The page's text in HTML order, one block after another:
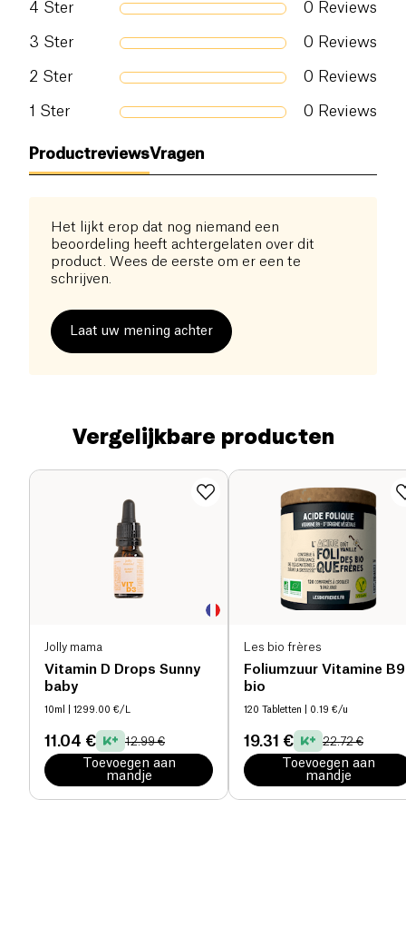
4 Ster 0 Reviews
3 Ster 0 Reviews
2 Ster 0 Reviews
1 Ster 0 Reviews
ProductreviewsVragen
Het lijkt erop dat nog niemand een
beoordeling heeft achtergelaten over dit
product. Wees de eerste om er een te
schrijven.
Laat uw mening achter
Vergelijkbare producten
Jolly mama
Vitamin D Drops Sunny
baby
10ml | 1299.00 €/L
11.04 € 12.99 €
Toevoegen aan
mandje
Les bio frères
Foliumzuur Vitamine B9
bio
120 Tabletten | 0.19 €/u
19.31 € 22.72 €
Toevoegen aan
mandje